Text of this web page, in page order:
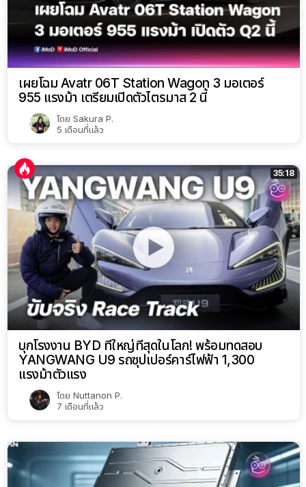
เผยโฉม Avatr 06T Station Wagon 3 มอเตอร์
955 แรงม้า เตรียมเปิดตัวไตรมาส 2 นี้
โดย Sakura P.
5 เดือนที่แล้ว
35:18
บุกโรงงาน BYD ที่ใหญ่ที่สุดในโลก! พร้อมทดสอบ
YANGWANG U9 รถซุปเปอร์คาร์ไฟฟ้า 1,300
แรงม้าตัวแรง
โดย Nuttanon P.
7 เดือนที่แล้ว